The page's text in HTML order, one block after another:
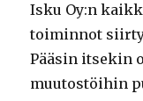
Isku Oy:n
toiminnot
Pääsin itsekin
muutostöihin